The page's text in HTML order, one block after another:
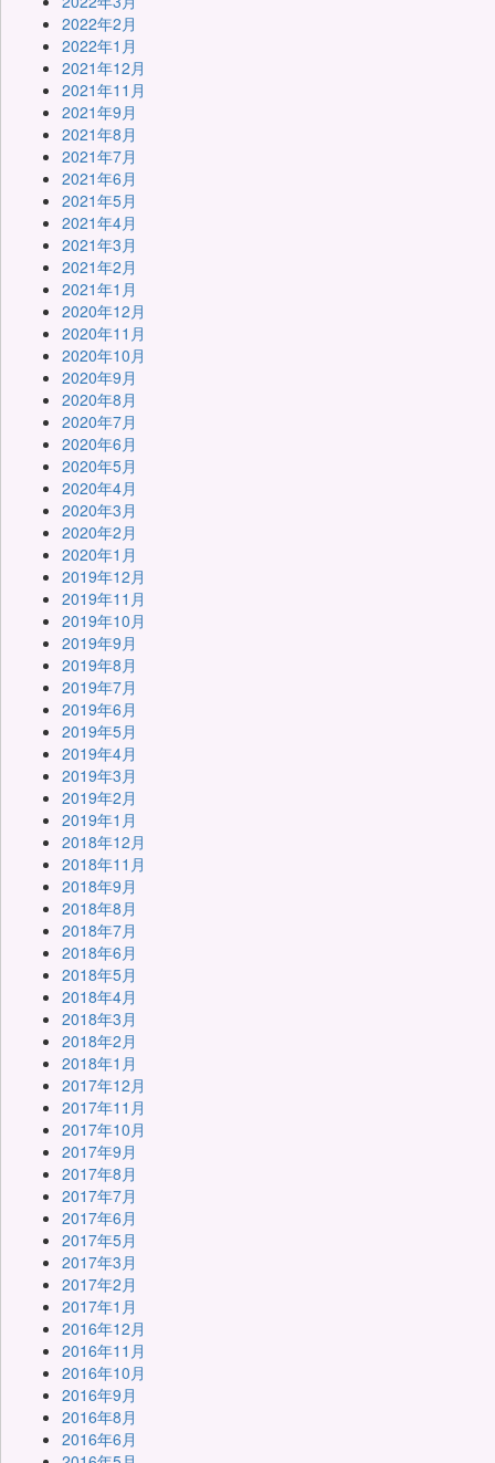
2022年2月
2022年1月
2021年12月
2021年11月
2021年9月
2021年8月
2021年7月
2021年6月
2021年5月
2021年4月
2021年3月
2021年2月
2021年1月
2020年12月
2020年11月
2020年10月
2020年9月
2020年8月
2020年7月
2020年6月
2020年5月
2020年4月
2020年3月
2020年2月
2020年1月
2019年12月
2019年11月
2019年10月
2019年9月
2019年8月
2019年7月
2019年6月
2019年5月
2019年4月
2019年3月
2019年2月
2019年1月
2018年12月
2018年11月
2018年9月
2018年8月
2018年7月
2018年6月
2018年5月
2018年4月
2018年3月
2018年2月
2018年1月
2017年12月
2017年11月
2017年10月
2017年9月
2017年8月
2017年7月
2017年6月
2017年5月
2017年3月
2017年2月
2017年1月
2016年12月
2016年11月
2016年10月
2016年9月
2016年8月
2016年6月